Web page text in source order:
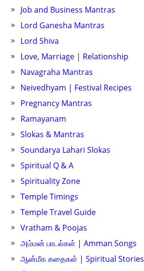
Job and Business Mantras
Lord Ganesha Mantras
Lord Shiva
Love, Marriage | Relationship
Navagraha Mantras
Neivedhyam | Festival Recipes
Pregnancy Mantras
Ramayanam
Slokas & Mantras
Soundarya Lahari Slokas
Spiritual Q & A
Spirituality Zone
Temple Timings
Temple Travel Guide
Vratham & Poojas
அம்மன் பாடல்கள் | Amman Songs
ஆன்மீக கதைகள் | Spiritual Stories